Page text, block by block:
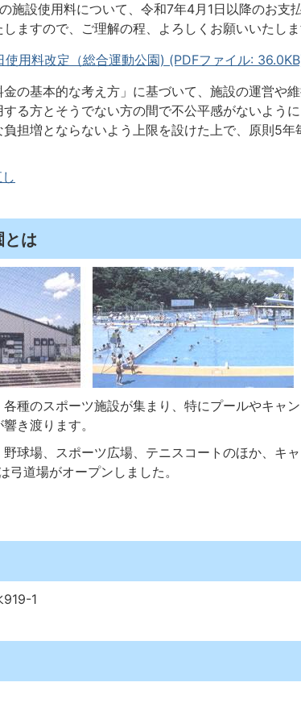
施設使用料について、令和7年4月1日以降のお支
ますので、ご理解の程、よろしくお願いいたしま
使用料改定（総合運動公園) (PDFファイル:
の基本的な考え方」に基づいて、施設の運営や
る方とそうでない方の間で不公平感がないよう
担増とならないよう上限を設けた上で、原則5年
とは
種のスポーツ施設が集まり、特にプールやキャ
き渡ります。
球場、スポーツ広場、テニスコートのほか、キ
弓道場がオープンしました。
919-1